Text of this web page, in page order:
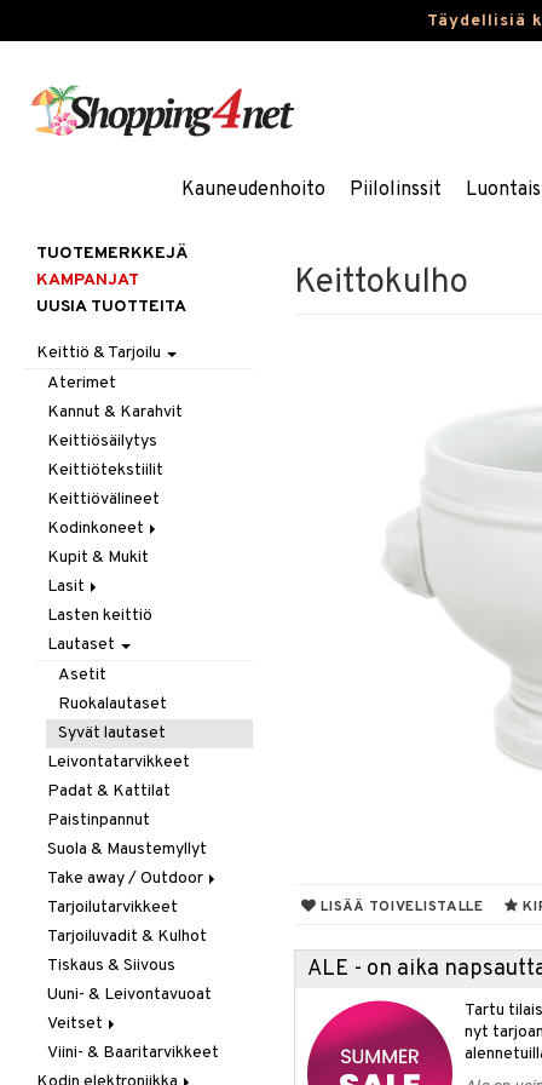
Täydellisiä
Kauneudenhoito Piilolinssit
Keittokulho
LISÄÄ TOIVELISTALLE
ALE - on aika
Tartu
nyt
TUOTEMERKKEJÄ
KAMPANJAT
UUSIA TUOTTEITA
Keittiö & Tarjoilu
Aterimet
Kannut & Karahvit
Keittiösäilytys
Keittiötekstiilit
Keittiövälineet
Kodinkoneet
Kahvi, Tee & Espresso
Leivänpaahtimet
Mixerit &
Sähkövatkaimet
Muut koneet
Vedenkeittimet
Kupit & Mukit
Lasit
Juoma- & Cocktailasit
Juomalasit
Olutlasit
Shamppanjalasit
Snapsi- & Aveclasit
Viinilasit
Whiskey- & Konjakkilasit
Lasten keittiö
Lautaset
Asetit
Ruokalautaset
Syvät lautaset
Leivontatarvikkeet
Padat & Kattilat
Paistinpannut
Suola & Maustemyllyt
Take away / Outdoor
Eväslaatikot
Pullot
Termoskannut
Termosmukit
Tarjoilutarvikkeet
Tarjoiluvadit & Kulhot
Tiskaus & Siivous
Uuni- & Leivontavuoat
Veitset
Erityisveitset
Viini- & Baaritarvikkeet